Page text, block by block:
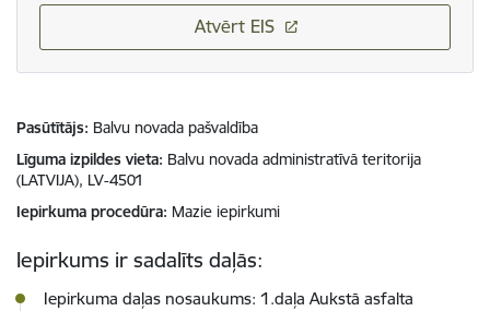
Atvērt EIS
Pasūtītājs Balvu novada pašvaldība
Līguma izpildes vieta Balvu novada administratīvā teritorija
(LATVIJA), LV-4501
Iepirkuma procedūra Mazie iepirkumi
Iepirkums ir sadalīts daļās:
Iepirkuma daļas nosaukums: 1.daļa Aukstā asfalta